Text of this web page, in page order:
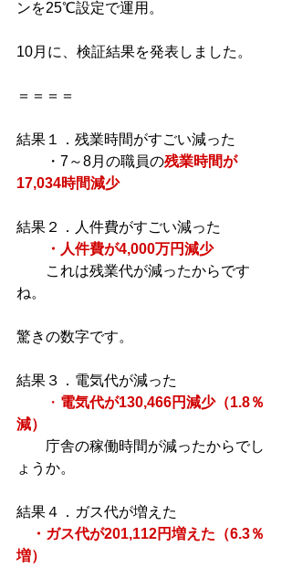
ンを25℃設定で運用。
10月に、検証結果を発表しました。
＝＝＝＝
結果１．残業時間がすごい減った
・7～8月の職員の残業時間が
17,034時間減少
結果２．人件費がすごい減った
・人件費が4,000万円減少
これは残業代が減ったからです
ね。
驚きの数字です。
結果３．電気代が減った
・ 電気代が130,466円減少（1.8％
減）
庁舎の稼働時間が減ったからでし
ょうか。
結果４．ガス代が増えた
・ガス代が201,112円増えた（6.3％
増）